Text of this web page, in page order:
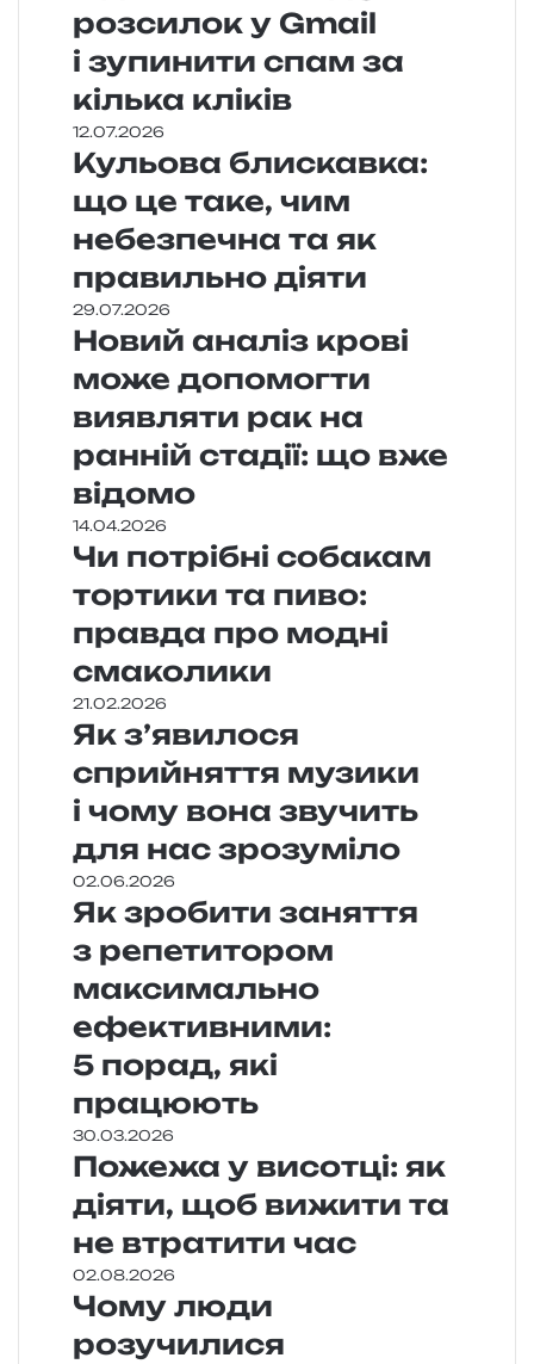
розсилок у Gmail
і зупинити спам за
кілька кліків
12.07.2026
Кульова блискавка:
що це таке, чим
небезпечна та як
правильно діяти
29.07.2026
Новий аналіз крові
може допомогти
виявляти рак на
ранній стадії: що вже
відомо
14.04.2026
Чи потрібні собакам
тортики та пиво:
правда про модні
смаколики
21.02.2026
Як з’явилося
сприйняття музики
і чому вона звучить
для нас зрозуміло
02.06.2026
Як зробити заняття
з репетитором
максимально
ефективними:
5 порад, які
працюють
30.03.2026
Пожежа у висотці: як
діяти, щоб вижити та
не втратити час
02.08.2026
Чому люди
розучилися